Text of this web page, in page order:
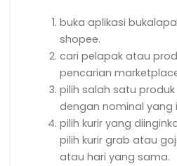
buka aplikasi
shopee.
cari pelapak atau
pencarian
pilih salah satu
dengan nominal yang
pilih kurir yang
pilih kurir grab atau
atau hari yang sama.